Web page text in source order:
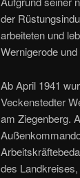
der
arbeiteten und
Wernigerode
Ab April 1941
Veckenstedter
am Ziegenberg.
des